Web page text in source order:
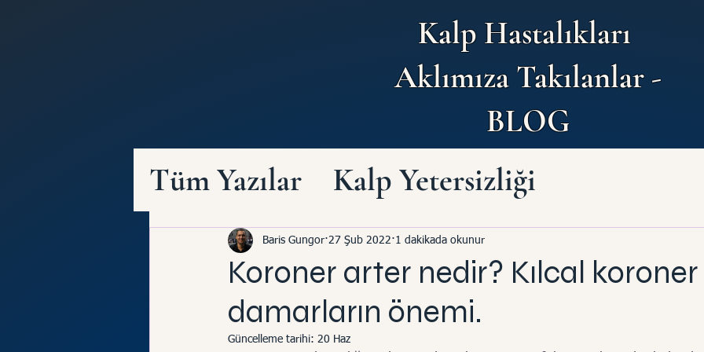
Kalp Hastalıkları
Aklımıza Takılanlar -
BLOG
Tüm Yazılar
Kalp Yetersizliği
Koroner arter hastalığı
Kalp ve Beyin
Yapısal Kalp Hastalıkları
Koroner arter nedir? Kılcal koroner
damarların önemi.
Baris Gungor 27 Şub 2022 1 dakikada okunur
Güncelleme tarihi: 20 Haz